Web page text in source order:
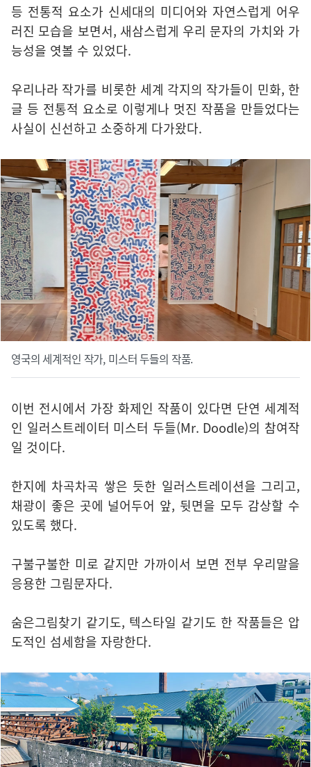
등 전통적 요소가 신세대의 미디어와 자연스럽게 어우
러진 모습을 보면서, 새삼스럽게 우리 문자의 가치와 가
능성을 엿볼 수 있었다.
우리나라 작가를 비롯한 세계 각지의 작가들이 민화, 한
글 등 전통적 요소로 이렇게나 멋진 작품을 만들었다는
사실이 신선하고 소중하게 다가왔다.
영국의 세계적인 작가, 미스터 두들의 작품.
이번 전시에서 가장 화제인 작품이 있다면 단연 세계적
인 일러스트레이터 미스터 두들(Mr. Doodle)의 참여작
일 것이다.
한지에 차곡차곡 쌓은 듯한 일러스트레이션을 그리고,
채광이 좋은 곳에 널어두어 앞, 뒷면을 모두 감상할 수
있도록 했다.
구불구불한 미로 같지만 가까이서 보면 전부 우리말을
응용한 그림문자다.
숨은그림찾기 같기도, 텍스타일 같기도 한 작품들은 압
도적인 섬세함을 자랑한다.